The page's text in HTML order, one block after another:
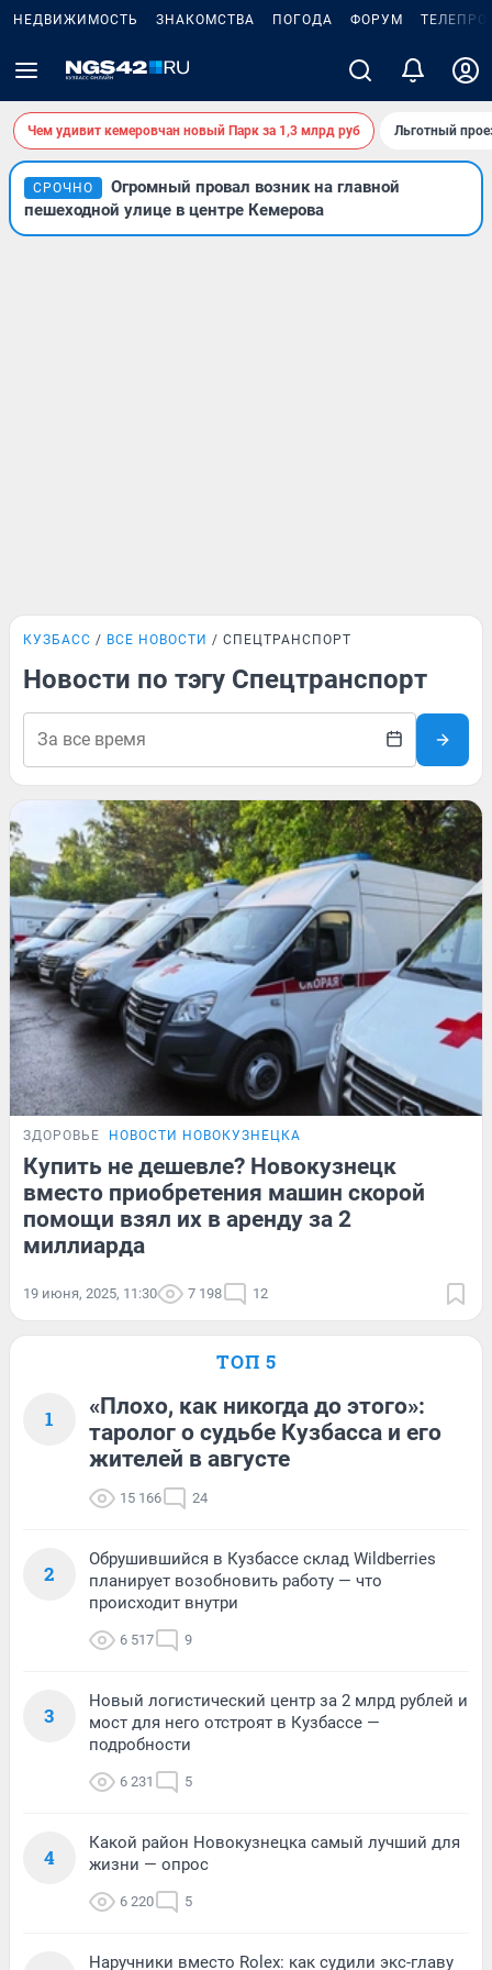
НЕДВИЖИМОСТЬ ЗНАКОМСТВА ПОГОДА ФОРУМ
Чем удивит кемеровчан новый Парк за 1,3 млрд руб Льготный
СРОЧНО
Огромный провал возник на главной
пешеходной улице в центре Кемерова
КУЗБАСС ВСЕ НОВОСТИ СПЕЦТРАНСПОРТ
Новости по тэгу Спецтранспорт
ЗДОРОВЬЕ НОВОСТИ НОВОКУЗНЕЦКА
Купить не дешевле? Новокузнецк
вместо приобретения машин скорой
помощи взял их в аренду за 2
миллиарда
19 июня, 2025, 11:30 7 198 12
ТОП 5
1
«Плохо, как никогда до этого»:
таролог о судьбе Кузбасса и его
жителей в августе
15 166 24
2
Обрушившийся в Кузбассе склад Wildberries
планирует возобновить работу — что
происходит внутри
6 517 9
3
Новый логистический центр за 2 млрд рублей и
мост для него отстроят в Кузбассе —
подробности
6 231 5
4
Какой район Новокузнецка самый лучший для
жизни — опрос
6 220 5
Наручники вместо Rolex: как судили экс-главу